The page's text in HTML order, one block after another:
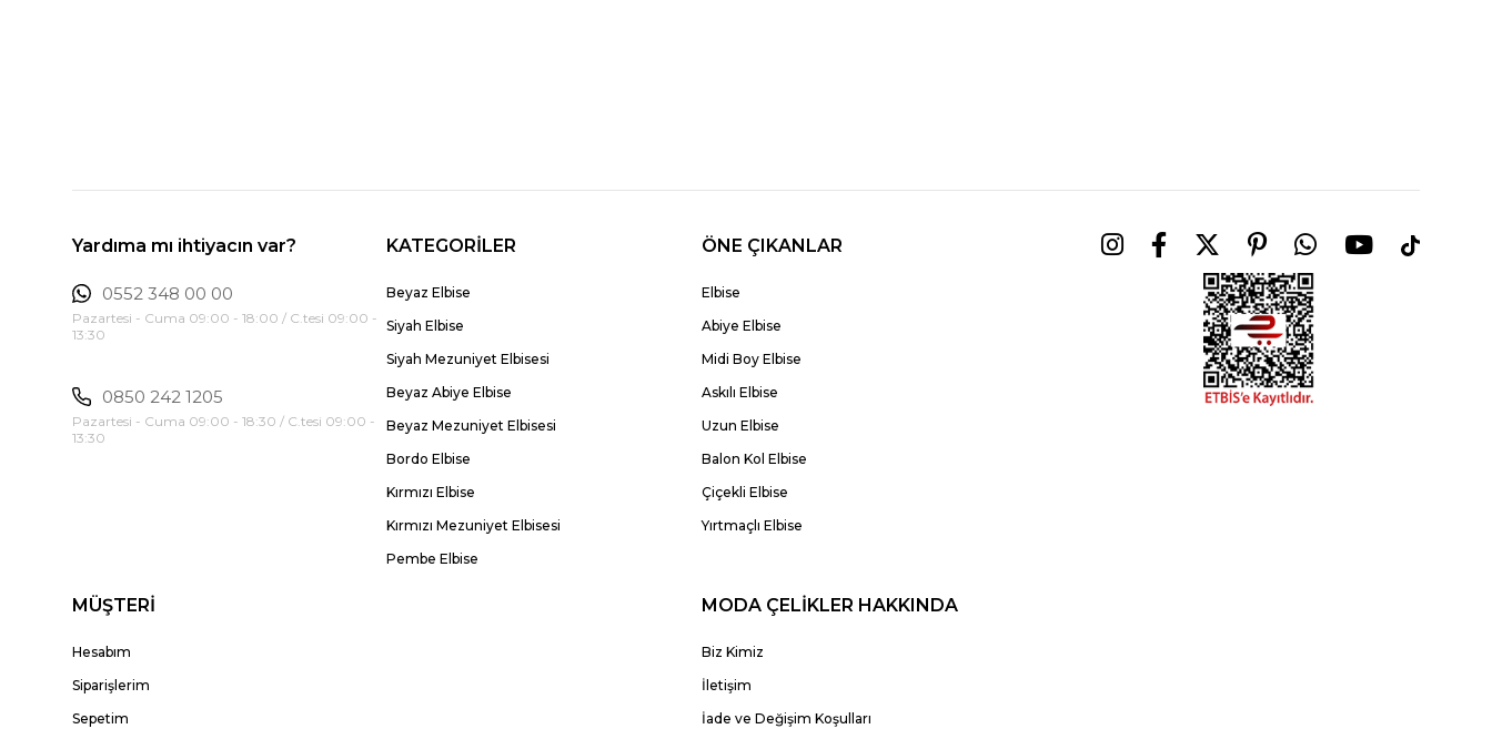
Yardıma mı ihtiyacın var?
0552 348 00 00
Pazartesi - Cuma 09:00 - 18:00 / C.tesi 09:00 -
13:30
0850 242 1205
Pazartesi - Cuma 09:00 - 18:30 / C.tesi 09:00 -
13:30
KATEGORİLER
Beyaz Elbise
Siyah Elbise
Siyah Mezuniyet Elbisesi
Beyaz Abiye Elbise
Beyaz Mezuniyet Elbisesi
Bordo Elbise
Kırmızı Elbise
Kırmızı Mezuniyet Elbisesi
Pembe Elbise
ÖNE ÇIKANLAR
Elbise
Abiye Elbise
Midi Boy Elbise
Askılı Elbise
Uzun Elbise
Balon Kol Elbise
Çiçekli Elbise
Yırtmaçlı Elbise
MÜŞTERİ
Hesabım
Siparişlerim
Sepetim
MODA ÇELİKLER HAKKINDA
Biz Kimiz
İletişim
İade ve Değişim Koşulları